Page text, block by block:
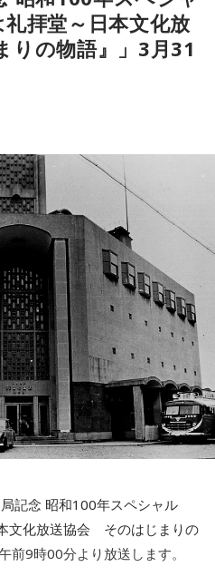
いますか？ロービジョン～0と
ッドキャストサイト
知っていますか？ロービジョ
月） 昼12時00分～12時55分
仁司（文化放送プロデューサ
ェクト オフィシャルサイト：
知る関係者のインタビューを
料を紹介します。名作が生ま
から感じてください。
ィアで「アンパンマンみたい
のやす子が担当。やす子は、
す。
マンのような存在になりた
をくれたアンパンマンの生み
関わるお仕事ができ非常に感
、メッセージは深みを増すよ
います！
記念 昭和100年スペシャ
日（月） 午前11時00分～
拝堂～日本文化放
の物語』」3月31
記念 昭和100年スペシャル
文化放送協会 そのはじまりの
前9時00分より放送します。